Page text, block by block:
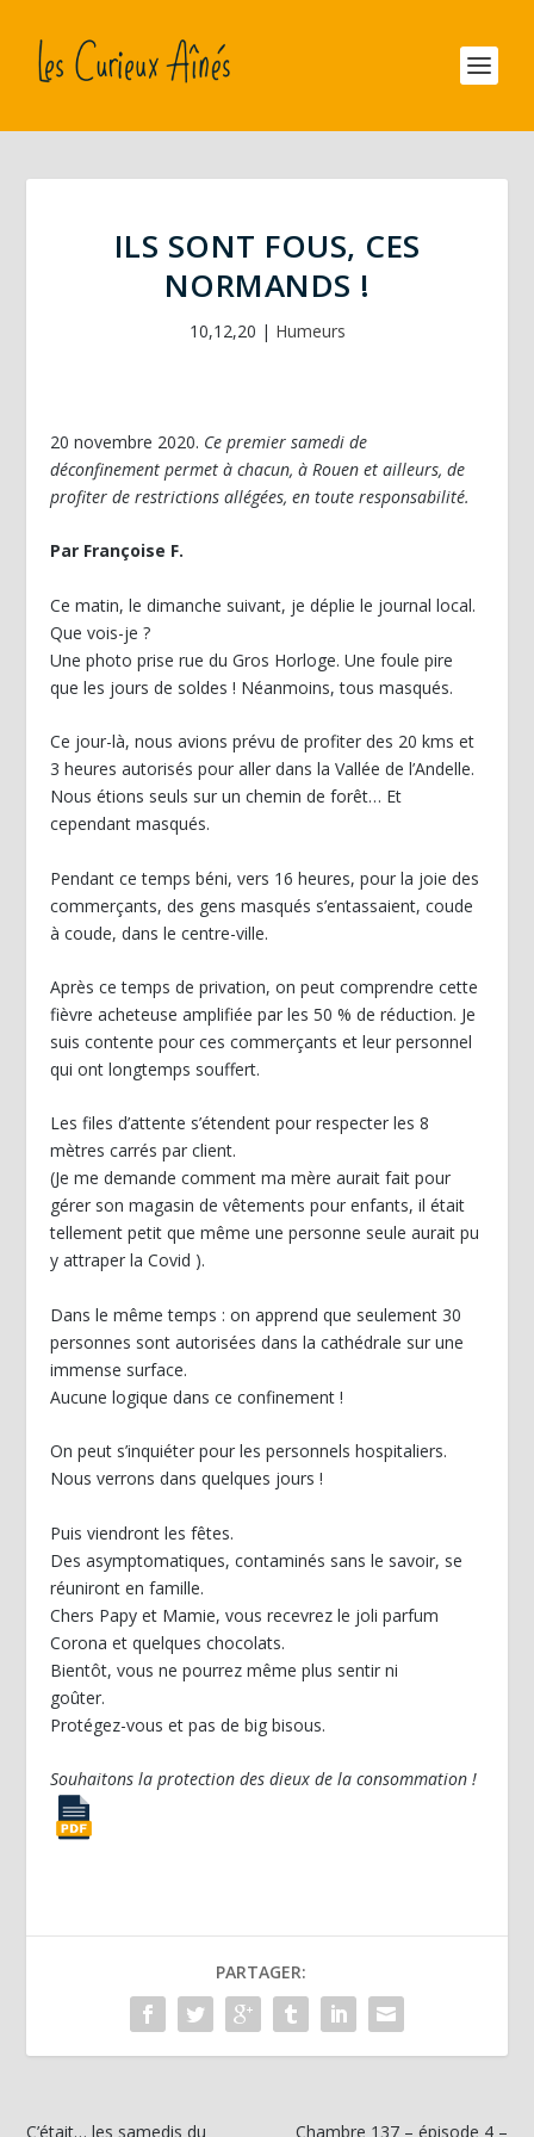
ILS SONT FOUS, CES
NORMANDS !
10,12,20 | Humeurs
20 novembre 2020. Ce premier samedi de
déconfinement permet à chacun, à Rouen et ailleurs, de
profiter de restrictions allégées, en toute responsabilité.
Par Françoise F.
Ce matin, le dimanche suivant, je déplie le journal local.
Que vois-je ?
Une photo prise rue du Gros Horloge. Une foule pire
que les jours de soldes ! Néanmoins, tous masqués.
Ce jour-là, nous avions prévu de profiter des 20 kms et
3 heures autorisés pour aller dans la Vallée de l’Andelle.
Nous étions seuls sur un chemin de forêt… Et
cependant masqués.
Pendant ce temps béni, vers 16 heures, pour la joie des
commerçants, des gens masqués s’entassaient, coude
à coude, dans le centre-ville.
Après ce temps de privation, on peut comprendre cette
fièvre acheteuse amplifiée par les 50 % de réduction. Je
suis contente pour ces commerçants et leur personnel
qui ont longtemps souffert.
Les files d’attente s’étendent pour respecter les 8
mètres carrés par client.
(Je me demande comment ma mère aurait fait pour
gérer son magasin de vêtements pour enfants, il était
tellement petit que même une personne seule aurait pu
y attraper la Covid ).
Dans le même temps : on apprend que seulement 30
personnes sont autorisées dans la cathédrale sur une
immense surface.
Aucune logique dans ce confinement !
On peut s’inquiéter pour les personnels hospitaliers.
Nous verrons dans quelques jours !
Puis viendront les fêtes.
Des asymptomatiques, contaminés sans le savoir, se
réuniront en famille.
Chers Papy et Mamie, vous recevrez le joli parfum
Corona et quelques chocolats.
Bientôt, vous ne pourrez même plus sentir ni
goûter.
Protégez-vous et pas de big bisous.
Souhaitons la protection des dieux de la consommation !
PARTAGER:
C’était… les samedis du Chambre 137 – épisode 4 –